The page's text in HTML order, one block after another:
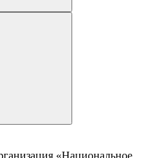
«Национальное